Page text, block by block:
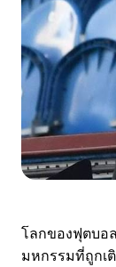
โลกของฟุตบอ
มหกรรมที่ถูกเ